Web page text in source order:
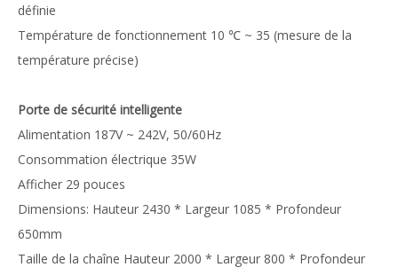
définie
Température de fonctionnement 10 ℃ ~ 35 (mesure de la
température précise)
Porte de sécurité intelligente
Alimentation 187V ~ 242V, 50/60Hz
Consommation électrique 35W
Afficher 29 pouces
Dimensions: Hauteur 2430 * Largeur 1085 * Profondeur
650mm
Taille de la chaîne Hauteur 2000 * Largeur 800 * Profondeur